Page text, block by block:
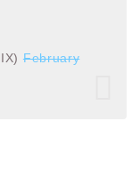
February